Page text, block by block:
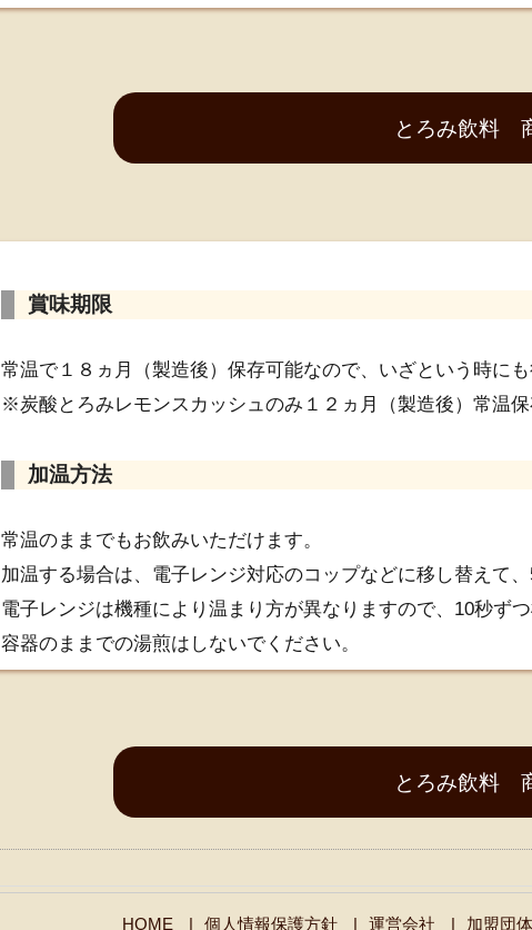
とろみ飲料
賞味期限
常温で１８ヵ月（製造後）保存可能なので、いざという時にも
※炭酸とろみレモンスカッシュのみ１２ヵ月（製造後）常温
加温方法
常温のままでもお飲みいただけます。
加温する場合は、電子レンジ対応のコップなどに移し替えて
電子レンジは機種により温まり方が異なりますので、10秒ず
容器のままでの湯煎はしないでください。
とろみ飲料
HOME 個人情報保護方針 運営会社 加盟団体